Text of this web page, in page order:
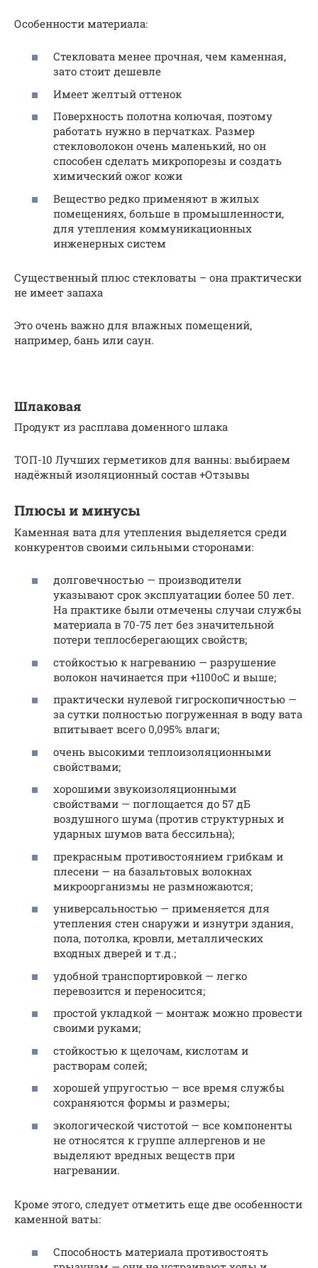
Особенности материала:
Стекловата менее прочная, чем каменная,
зато стоит дешевле
Имеет желтый оттенок
Поверхность полотна колючая, поэтому
работать нужно в перчатках. Размер
стекловолокон очень маленький, но он
способен сделать микропорезы и создать
химический ожог кожи
Вещество редко применяют в жилых
помещениях, больше в промышленности,
для утепления коммуникационных
инженерных систем
Существенный плюс стекловаты – она практически
не имеет запаха
Это очень важно для влажных помещений,
например, бань или саун.
Шлаковая
Продукт из расплава доменного шлака
ТОП-10 Лучших герметиков для ванны: выбираем
надёжный изоляционный состав +Отзывы
Плюсы и минусы
Каменная вата для утепления выделяется среди
конкурентов своими сильными сторонами:
долговечностью — производители
указывают срок эксплуатации более 50 лет.
На практике были отмечены случаи службы
материала в 70-75 лет без значительной
потери теплосберегающих свойств;
стойкостью к нагреванию — разрушение
волокон начинается при +1100oС и выше;
практически нулевой гигроскопичностью —
за сутки полностью погруженная в воду вата
впитывает всего 0,095% влаги;
очень высокими теплоизоляционными
свойствами;
хорошими звукоизоляционными
свойствами — поглощается до 57 дБ
воздушного шума (против структурных и
ударных шумов вата бессильна);
прекрасным противостоянием грибкам и
плесени — на базальтовых волокнах
микроорганизмы не размножаются;
универсальностью — применяется для
утепления стен снаружи и изнутри здания,
пола, потолка, кровли, металлических
входных дверей и т.д.;
удобной транспортировкой — легко
перевозится и переносится;
простой укладкой — монтаж можно провести
своими руками;
стойкостью к щелочам, кислотам и
растворам солей;
хорошей упругостью — все время службы
сохраняются формы и размеры;
экологической чистотой — все компоненты
не относятся к группе аллергенов и не
выделяют вредных веществ при
нагревании.
Кроме этого, следует отметить еще две особенности
каменной ваты:
Способность материала противостоять